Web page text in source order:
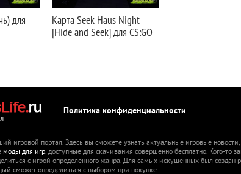
для
Карта Seek Haus Night
[Hide and Seek] для CS:GO
Политика конфиденциальности
игровой портал. Здесь вы сможете узнать актуальные игровые
моды для игр, доступные для скачивания совершенно бесплатно. Кого-то
с игрой определенного жанра. Для самых искушенных был создан
сможет определиться с выбором при покупке.